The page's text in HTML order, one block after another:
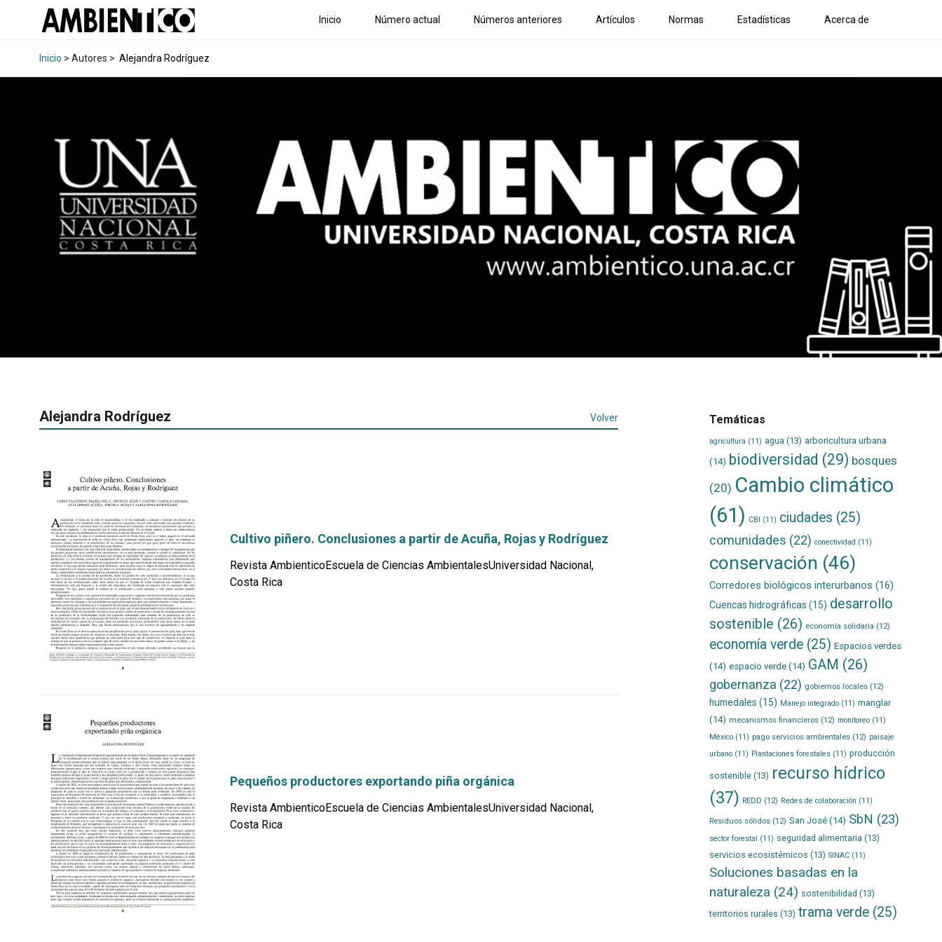
Inicio Número actual Números anteriores Artículos Normas Estadísticas Acerca de
Inicio > Autores > Alejandra Rodríguez
Alejandra Rodríguez Volver
Cultivo piñero. Conclusiones a partir de Acuña, Rojas y Rodríguez
Revista AmbienticoEscuela de Ciencias AmbientalesUniversidad Nacional,
Costa Rica
Pequeños productores exportando piña orgánica
Revista AmbienticoEscuela de Ciencias AmbientalesUniversidad Nacional,
Costa Rica
Temáticas
agricultura (11) agua (13) arboricultura urbana
(14) biodiversidad (29) bosques
(20) Cambio climático
(61) CBI (11) ciudades (25)
comunidades (22) conectividad (11)
conservación (46)
Corredores biológicos interurbanos (16)
Cuencas hidrográficas (15) desarrollo
sostenible (26) economía solidaria (12)
economía verde(25) Espacios verdes
(14) espacio verde(14) GAM (26)
gobernanza (22) gobiernos locales(12)
humedales (15) Manejo integrado(11) manglar
(14) mecanismos financieros(12) monitoreo(11)
México(11) pago servicios ambientales(12) paisaje
urbano(11) Plantaciones forestales(11) producción
sostenible(13) recurso hídrico
(37) REDD (12) Redes de colaboración (11)
Residuos sólidos(12) San José(14) SbN (23)
sector forestal (11) seguridad alimentaria (13)
servicios ecosistémicos (13) SINAC(11)
Soluciones basadas en la
naturaleza (24) sostenibilidad (13)
territorios rurales (13) trama verde(25)